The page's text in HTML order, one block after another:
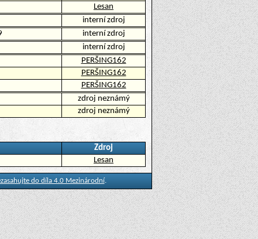
Lesan
interní zdroj
interní zdroj
interní zdroj
PERŠING162
PERŠING162
PERŠING162
zdroj neznámý
zdroj neznámý
Zdroj
Lesan
do díla 4.0 Mezinárodní.